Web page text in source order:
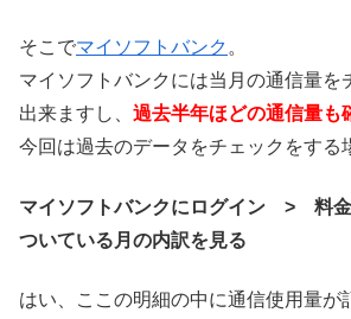
そこでマイソフトバンク。
マイソフトバンクには当月の通信量を
出来ますし、 過去半年ほどの通信量も
今回は過去のデータをチェックをする
マイソフトバンクにログイン > 料
ついている月の内訳を見る
はい、ここの明細の中に通信使用量が